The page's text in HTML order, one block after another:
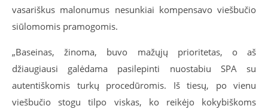
vasariškus malonumus nesunkiai kompensavo viešbučio
siūlomomis pramogomis.
„Baseinas, žinoma, buvo mažųjų prioritetas, o aš
džiaugiausi galėdama pasilepinti nuostabiu SPA su
autentiškomis turkų procedūromis. Iš tiesų, po vienu
viešbučio stogu tilpo viskas, ko reikėjo kokybiškoms